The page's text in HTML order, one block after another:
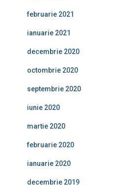
februarie 2021
ianuarie 2021
decembrie 2020
octombrie 2020
septembrie 2020
iunie 2020
martie 2020
februarie 2020
ianuarie 2020
decembrie 2019